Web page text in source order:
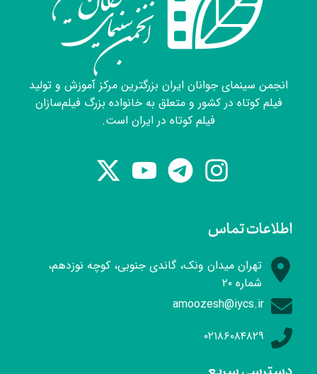
اطلاعات تماس
تهران میدان ونک، گاندی جنوبی، کوچه نوزدهم،
شماره ۲۰
amoozesh@iycs.ir
۰۲۱۸۶۰۸۴۸۲۹
انجمن سینمای جوانان ایران بزرگترین مرکز آموزش و تولید
فیلم کوتاه در کشور و متعلق به خانواده بزرگ فیلم‌سازان
فیلم کوتاه در ایران است.